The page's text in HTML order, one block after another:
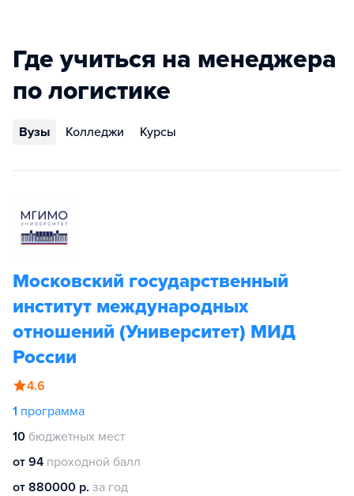
Где учиться на менеджера
по логистике
Вузы Колледжи Курсы
Московский государственный
институт международных
отношений (Университет) МИД
России
4.6
1 программа
10 бюджетных мест
от 94 проходной балл
от 880000 р. за год